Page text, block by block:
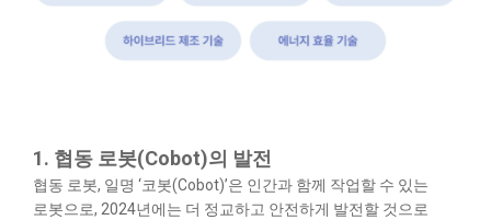
1. 협동 로봇(Cobot)의 발전
협동 로봇, 일명 ‘코봇(Cobot)’은 인간과 함께 작업할 수 있는
로봇으로, 2024년에는 더 정교하고 안전하게 발전할 것으로